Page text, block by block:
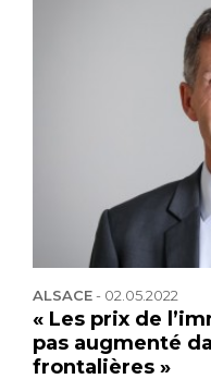
ALSACE- 02.05.2022
« Les prix de
pas augmenté
frontalières »